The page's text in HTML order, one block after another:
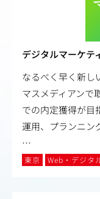
デジタルマーケ
なるべく早く新し
マスメディアンで
での内定獲得が目
運用、プランニン
…
東京 Web・デジタ